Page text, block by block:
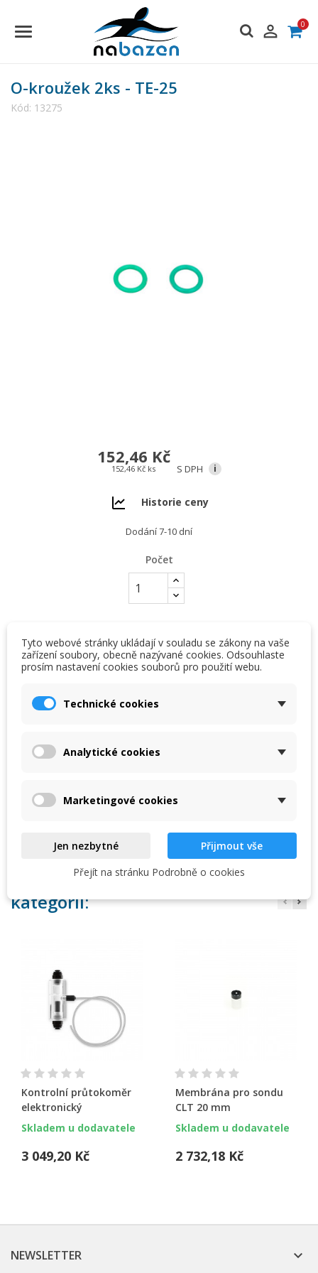
 0
O-kroužek 2ks - TE-25
Kód: 13275
152,46 Kč
152,46 Kč ks S DPH i
Historie ceny
Dodání 7-10 dní
Počet
PŘIDAT DO KOŠÍKU
 Skladem u dodavatele
16 dalších produktů ve stejné
kategorii:
Kontrolní průtokoměr
elektronický
Skladem u dodavatele
3 049,20 Kč
Membrána pro sondu
CLT 20 mm
Skladem u dodavatele
2 732,18 Kč
NEWSLETTER 
add_circle_outline Create new list
Zrušit Vytvořit seznam přání
Tyto webové stránky ukládají v souladu se zákony na vaše
zařízení soubory, obecně nazývané cookies. Odsouhlaste
prosím nastavení cookies souborů pro použití webu.
Technické cookies
Analytické cookies
Marketingové cookies
Jen nezbytné
Přijmout vše
Přejít na stránku Podrobně o cookies